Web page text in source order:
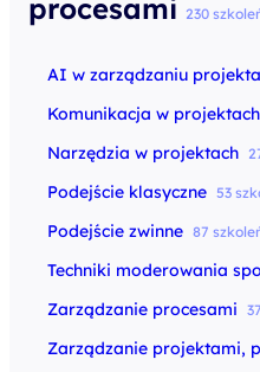
procesami 230
AI w zarządzaniu
Komunikacja w projektach
Narzędzia w projektach
Podejście klasyczne 53
Podejście zwinne 87
Techniki moderowania
Zarządzanie procesami
Zarządzanie projektami,